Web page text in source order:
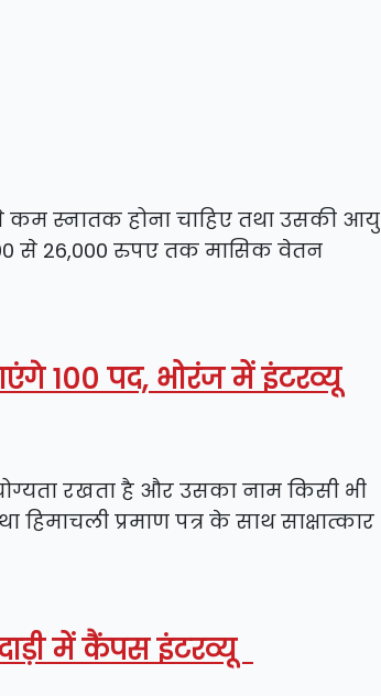
से कम स्नातक होना चाहिए तथा उसकी आयु
से 26,000 रुपए तक मासिक वेतन
100 पद, भोरंज में इंटरव्यू
रखता है और उसका नाम किसी भी
प्रमाण पत्र के साथ साक्षात्कार
में कैंपस इंटरव्यू